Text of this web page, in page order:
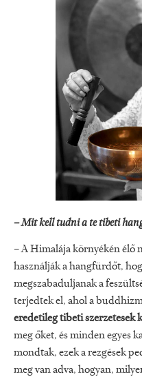
– Mit kell tudni a te tibeti
– A Himalája környékén élő
használják a hangfürdőt,
megszabaduljanak a
terjedtek el, ahol a
eredetileg tibeti szerzetesek
meg őket, és minden egyes
mondtak, ezek a rezgések
meg van adva, hogyan,